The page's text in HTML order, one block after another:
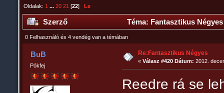
Oldalak: 1 ... 20 21 [22] Le
Szerző Téma: Fantasztikus
0 Felhasználó és 4 vendég van a témában
BuB
Pókfej
Re:Fantasztikus Négyes
«Válasz #420 Dátum: 2012.
Reedre rá se